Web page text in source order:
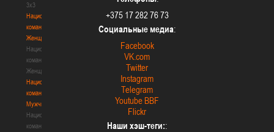
3х3
Национальная
команда.
Женщины
Национальная
команда.
Женщины
Национальная
команда.
Мужчины
Национальная
команда.
+375 17 282 76 73
Социальные медиа:
Facebook
VK.com
Twitter
Instagram
Telegram
Youtube BBF
Flickr
Наши хэш-теги::